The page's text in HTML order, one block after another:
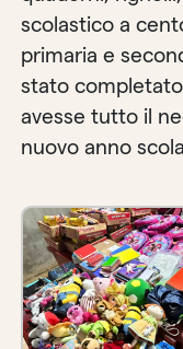
scolastico a
primaria e
stato
avesse tutto il
nuovo anno